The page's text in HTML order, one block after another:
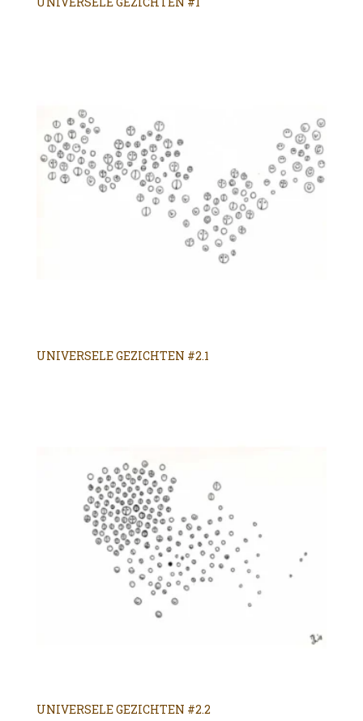
UNIVERSELE GEZICHTEN #2.1
UNIVERSELE GEZICHTEN #2.2